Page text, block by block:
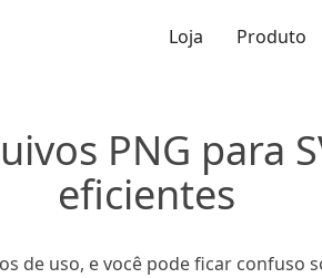
Loja Produto
PNG para
eficientes
de uso, e você pode ficar confuso